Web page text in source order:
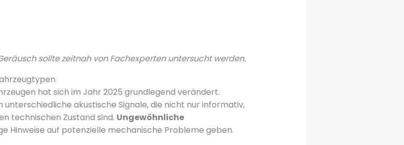
sollte zeitnah von Fachexperten untersucht werden.
hat sich im Jahr 2025 grundlegend verändert.
unterschiedliche akustische Signale, die nicht nur informativ,
technischen Zustand sind. Ungewöhnliche
Hinweise auf potenzielle mechanische Probleme geben.